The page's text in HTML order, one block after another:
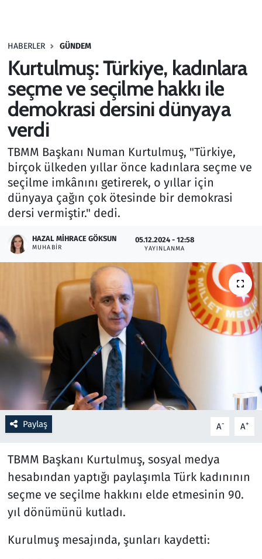
HABERLER GÜNDEM
Kurtulmuş: Türkiye, kadınlara
seçme ve seçilme hakkı ile
demokrasi dersini dünyaya
verdi
TBMM Başkanı Numan Kurtulmuş, "Türkiye,
birçok ülkeden yıllar önce kadınlara seçme ve
seçilme imkânını getirerek, o yıllar için
dünyaya çağın çok ötesinde bir demokrasi
dersi vermiştir." dedi.
HAZAL MIHRACE GÖKSUN
MUHABIR
05.12.2024 - 12:58
YAYINLANMA
Paylaş A- A+
TBMM Başkanı Kurtulmuş, sosyal medya
hesabından yaptığı paylaşımla Türk kadınının
seçme ve seçilme hakkını elde etmesinin 90.
yıl dönümünü kutladı.
Kurulmuş mesajında, şunları kaydetti:
Haber
Kültür Sanat
Kurumsal Haberler
Lezzet Durağı
Memur ve Kamu
Otomobil
Ramazan
Resmi İlanlar
Rüya Tabirleri
Sağlık
Savunma Sanayi
Seçim 2023
Teknoloji ve Bilim
Televizyon